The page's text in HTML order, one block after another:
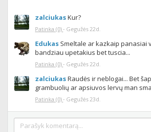
zalciukasKur?
Patinka (0) · Gegužės 22d.
Edukas Smeltale ar kazkaip panasiai
bandziau upetakius bet tuscia...
Patinka (0) · Gegužės 22d.
zalciukasRaudės ir neblogai... Bet
grambuolių ar apsiuvos lervų man
Patinka (0) · Gegužės 23d.